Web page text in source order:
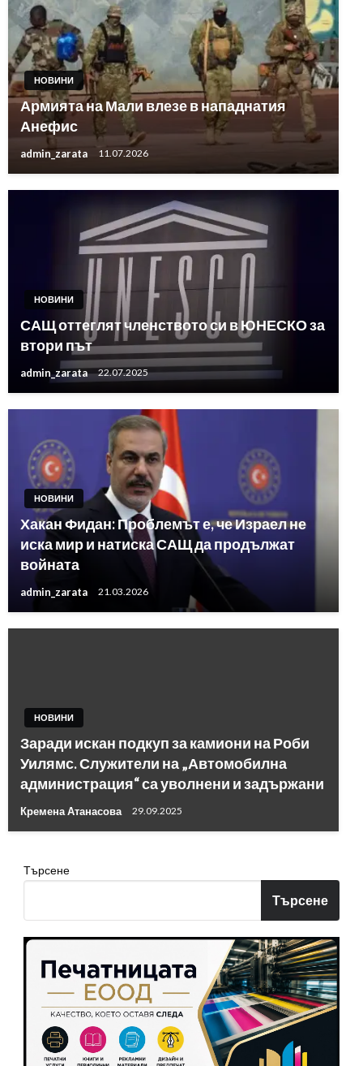
НОВИНИ
Армията на Мали влезе в нападнатия
Анефис
admin_zarata 11.07.2026
НОВИНИ
САЩ оттеглят членството си в ЮНЕСКО за
втори път
admin_zarata 22.07.2025
НОВИНИ
Хакан Фидан: Проблемът е, че Израел не
иска мир и натиска САЩ да продължат
войната
admin_zarata 21.03.2026
НОВИНИ
Заради искан подкуп за камиони на Роби
Уилямс. Служители на „Автомобилна
администрация“ са уволнени и задържани
Кремена Атанасова 29.09.2025
Търсене
Търсене